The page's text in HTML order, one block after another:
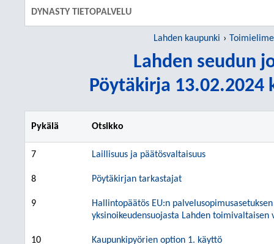
DYNASTY TIETOPALVELU
Lahden kaupunki
Lahden seudun
Pöytäkirja 13.02.2024
Pykälä Otsikko
7 Laillisuus ja päätösvaltaisuus
8 Pöytäkirjan tarkastajat
9
Hallintopäätös EU:n
yksinoikeudensuojasta Lahden
10 Kaupunkipyörien option 1. käyttö